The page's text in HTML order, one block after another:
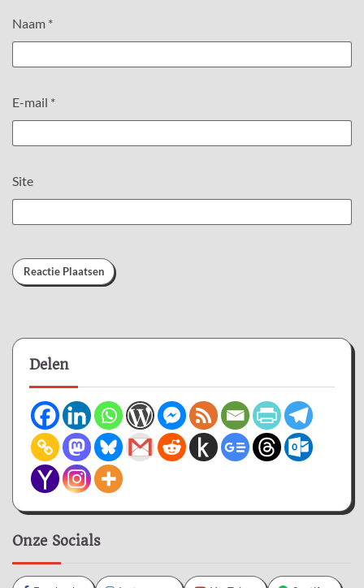
Naam *
E-mail *
Site
Delen
Onze Socials